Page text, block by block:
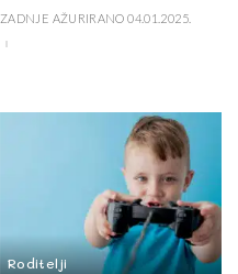
ZADNJE AŽURIRANO 04.01.2025.
Roditelji